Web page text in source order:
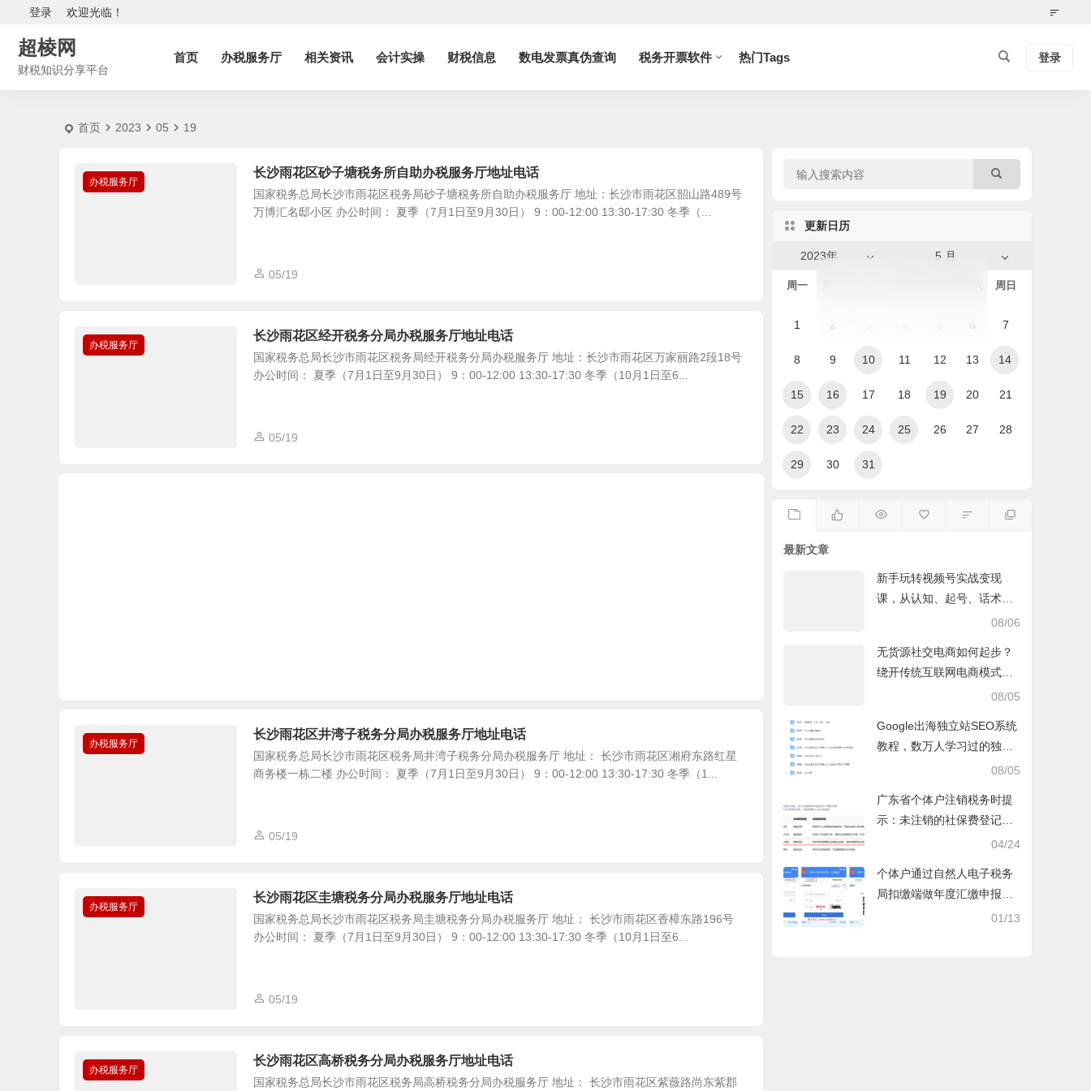
2023-5-19 | 超棱网
欢迎光临！
登录
超棱网
财税知识分享平台
首页 办税服务厅 相关资讯 会计实操 财税信息 数电发票真伪查询 税务开票软件 热门Tags 登录
首页 2023 05 19
办税服务厅
长沙雨花区砂子塘税务所自助办税服务厅地址电话
国家税务总局长沙市雨花区税务局砂子塘税务所自助办税服务厅 地址：长沙市雨花区韶山路489号
万博汇名邸小区 办公时间： 夏季（7月1日至9月30日） 9：00-12:00 13:30-17:30 冬季（...
05/19
办税服务厅
长沙雨花区经开税务分局办税服务厅地址电话
国家税务总局长沙市雨花区税务局经开税务分局办税服务厅 地址：长沙市雨花区万家丽路2段18号
办公时间： 夏季（7月1日至9月30日） 9：00-12:00 13:30-17:30 冬季（10月1日至6...
05/19
办税服务厅
长沙雨花区井湾子税务分局办税服务厅地址电话
国家税务总局长沙市雨花区税务局井湾子税务分局办税服务厅 地址： 长沙市雨花区湘府东路红星
商务楼一栋二楼 办公时间： 夏季（7月1日至9月30日） 9：00-12:00 13:30-17:30 冬季（1...
05/19
办税服务厅
长沙雨花区圭塘税务分局办税服务厅地址电话
国家税务总局长沙市雨花区税务局圭塘税务分局办税服务厅 地址： 长沙市雨花区香樟东路196号
办公时间： 夏季（7月1日至9月30日） 9：00-12:00 13:30-17:30 冬季（10月1日至6...
05/19
办税服务厅
长沙雨花区高桥税务分局办税服务厅地址电话
国家税务总局长沙市雨花区税务局高桥税务分局办税服务厅 地址： 长沙市雨花区紫薇路尚东紫郡
更新日历
5 月
2023年
周一 周日
1 2 6 7
8 9 10 11 12 13 14
15 16 17 18 19 20 21
22 23 24 25 26 27 28
29 30 31
最新文章
新手玩转视频号实战变现
课，从认知、起号、话术、
选品、开播到投放的全链路
08/06
无货源社交电商如何起步？
绕开传统互联网电商模式撒
豆成兵，实现跨平台交易实
08/05
Google出海独立站SEO系统
教程，数万人学习过的独立
08/05
广东省个体户注销税务时提
示：未注销的社保费登记信
04/24
个体户通过自然人电子税务
局扣缴端做年度汇缴申报税
时显示要交税，不是可以免
01/13